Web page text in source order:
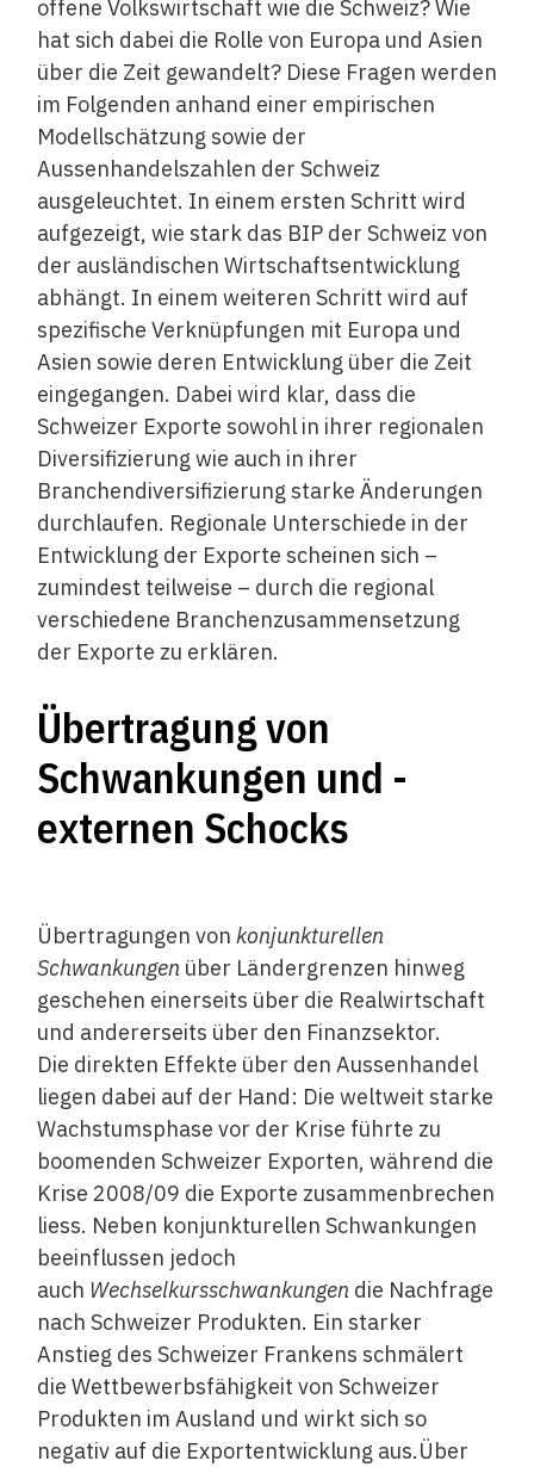
offene Volkswirtschaft wie die Schweiz? Wie
hat sich dabei die Rolle von Europa und Asien
über die Zeit gewandelt? Diese Fragen werden
im Folgenden anhand einer empirischen
Modellschätzung sowie der
Aussenhandelszahlen der Schweiz
ausgeleuchtet. In einem ersten Schritt wird
aufgezeigt, wie stark das BIP der Schweiz von
der auslän­dischen Wirtschaftsentwicklung
abhängt. In einem weiteren Schritt wird auf
spezifische Verknüpfungen mit Europa und
Asien sowie deren Entwicklung über die Zeit
eingegangen. Dabei wird klar, dass die
Schweizer ­Exporte sowohl in ihrer regionalen
Diversifizierung wie auch in ihrer
Branchendiversifizierung starke Änderungen
durchlaufen. Regionale Unterschiede in der
Entwicklung der Exporte scheinen sich –
zumindest teilweise – durch die regional
verschiedene Branchenzusammensetzung
der Exporte zu erklären.
Übertragung von
Schwankungen und ­
externen Schocks
Übertragungen von konjunkturellen
Schwankungen über Ländergrenzen hinweg
geschehen einerseits über die Realwirtschaft
und andererseits über den Finanzsektor.
Die direkten Effekte über den Aussenhandel
liegen dabei auf der Hand: Die weltweit ­starke
Wachstumsphase vor der Krise führte zu
boomenden Schweizer Exporten, während die
Krise 2008/09 die Exporte zu­sammenbrechen
liess. Neben konjunkturellen Schwankungen
beeinflussen jedoch
auch Wechselkursschwankungen die Nachfrage
nach Schweizer Produkten. Ein starker
Anstieg des Schweizer Frankens schmälert
die Wettbewerbsfähigkeit von Schweizer
Produkten im Ausland und wirkt sich so
negativ auf die ­Exportentwicklung aus.Über